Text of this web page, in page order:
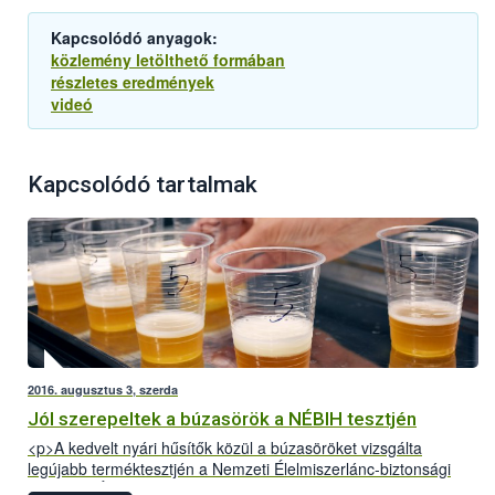
Kapcsolódó anyagok:
közlemény letölthető formában
részletes eredmények
videó
Kapcsolódó tartalmak
2016. augusztus 3, szerda
Jól szerepeltek a búzasörök a NÉBIH tesztjén
<p>A kedvelt nyári hűsítők közül a búzasöröket vizsgálta
legújabb terméktesztjén a Nemzeti Élelmiszerlánc-biztonsági
Hivatal (NÉBIH). A Szupermenta projektben 18 terméket